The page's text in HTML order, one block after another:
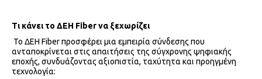
Τι κάνει το ΔΕΗ Fiber να ξεχωρίζει
Το ΔΕΗ Fiber προσφέρει μια εμπειρία σύνδεσης που
ανταποκρίνεται στις απαιτήσεις της σύγχρονης ψηφιακής
εποχής, συνδυάζοντας αξιοπιστία, ταχύτητα και προηγμένη
τεχνολογία: